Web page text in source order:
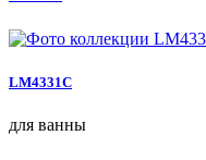
LM4331C
для ванны